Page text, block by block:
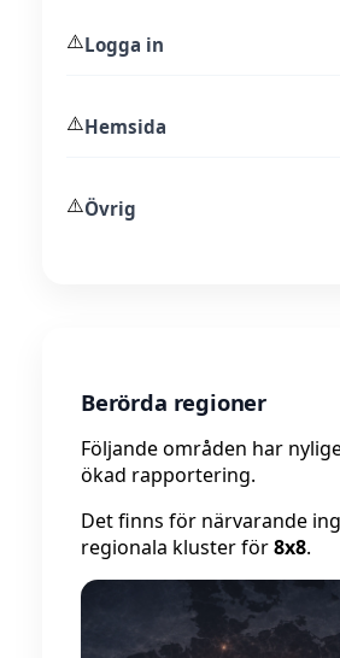
⚠️Logga in
⚠️Hemsida
⚠️Övrig
Berörda regioner
Följande områden har
ökad rapportering.
Det finns för närvarande
regionala kluster för8x8.